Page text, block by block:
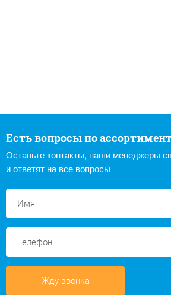
Есть вопросы по
Оставьте контакты, наши менеджеры
и ответят на все вопросы
Жду звонка